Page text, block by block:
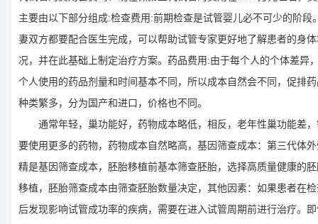
主要由以下部分组成:检查费用:前期检查是试管婴儿必不可少的阶段
妻双方都要配合医生完成，可以帮助试管专家更好地了解患者的身
况，并在此基础上制定治疗方案。药品费用:由于每个人的个体差异
个人使用的药品剂量和时间基本不同，所以成本自然会不同，促排
种类繁多，分为国产和进口，价格也不同。
通常年轻，巢功能好，药物成本略低，相反，老年性巢功能差，
要使用更多的药物，药物成本自然略高，基因筛查成本：第三代体
精是基因筛查成本，胚胎移植前基本筛查胚胎，选择高质量健康的
移植，胚胎筛查成本由筛查胚胎数量决定，其他因素：如果患者在
后发现影响试管成功率的疾病，需要在进入试管周期前进行治疗。